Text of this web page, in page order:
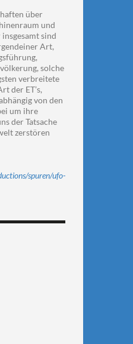
über
und
sind
Art,
solche
verbreitete
der ET’s,
von den
um ihre
der Tatsache
zerstören
spuren/ufo-